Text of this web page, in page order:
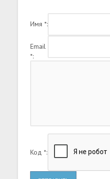
запредельные величины.
Имя *:
Email
*:
Код *: